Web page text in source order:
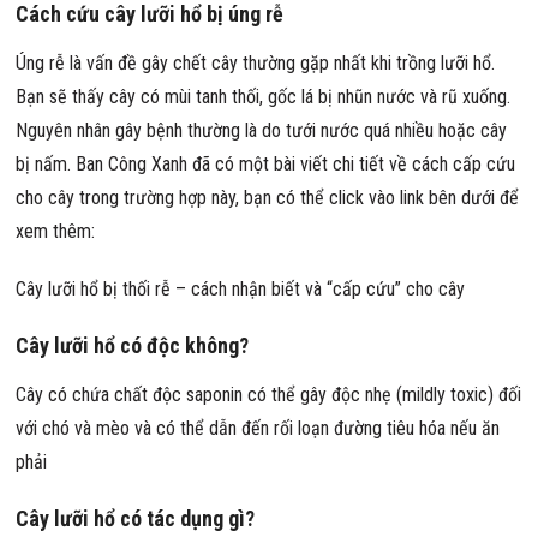
Cách cứu cây lưỡi hổ bị úng rễ
Úng rễ là vấn đề gây chết cây thường gặp nhất khi trồng lưỡi hổ.
Bạn sẽ thấy cây có mùi tanh thối, gốc lá bị nhũn nước và rũ xuống.
Nguyên nhân gây bệnh thường là do tưới nước quá nhiều hoặc cây
bị nấm. Ban Công Xanh đã có một bài viết chi tiết về cách cấp cứu
cho cây trong trường hợp này, bạn có thể click vào link bên dưới để
xem thêm:
Cây lưỡi hổ bị thối rễ – cách nhận biết và “cấp cứu” cho cây
Cây lưỡi hổ có độc không?
Cây có chứa chất độc saponin có thể gây độc nhẹ (mildly toxic) đối
với chó và mèo và có thể dẫn đến rối loạn đường tiêu hóa nếu ăn
phải
Cây lưỡi hổ có tác dụng gì?